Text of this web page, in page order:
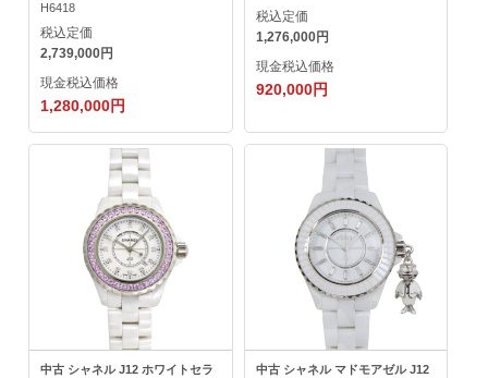
H6418
税込定価
2,739,000円
現金税込価格
1,280,000円
税込定価
1,276,000円
現金税込価格
920,000円
中古 シャネル J12 ホワイトセラ
中古 シャネル マドモアゼル J12